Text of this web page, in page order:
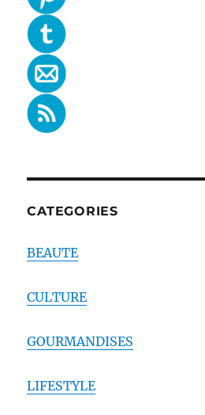
CATEGORIES
BEAUTE
CULTURE
GOURMANDISES
LIFESTYLE